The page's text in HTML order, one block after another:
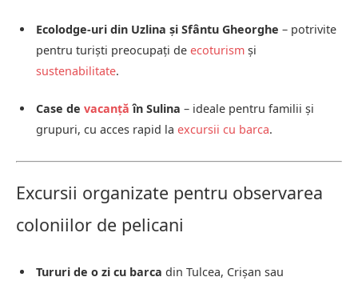
Ecolodge-uri din Uzlina și Sfântu Gheorghe – potrivite
pentru turiști preocupați de ecoturism și
sustenabilitate.
Case de vacanță în Sulina – ideale pentru familii și
grupuri, cu acces rapid la excursii cu barca.
Excursii organizate pentru observarea
coloniilor de pelicani
Tururi de o zi cu barca din Tulcea, Crișan sau